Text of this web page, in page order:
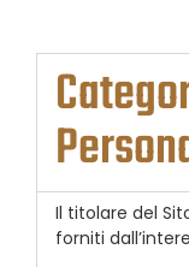
Il titolare del
forniti